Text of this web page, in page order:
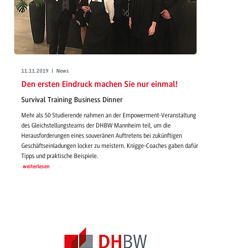
11.11.2019 | News
Den ersten Eindruck machen Sie nur einmal!
Survival Training Business Dinner
Mehr als 50 Studierende nahmen an der Empowerment-Veranstaltung
des Gleichstellungsteams der DHBW Mannheim teil, um die
Herausforderungen eines souveränen Auftretens bei zukünftigen
Geschäftseinladungen locker zu meistern. Knigge-Coaches gaben dafür
Tipps und praktische Beispiele.
weiterlesen